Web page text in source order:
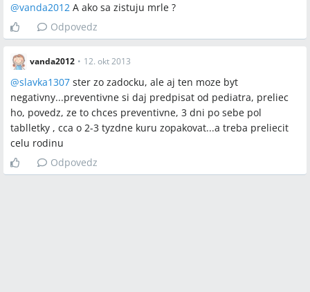
@vanda2012 A ako sa zistuju mrle ?
Odpovedz
vanda2012 • 12. okt 2013
@slavka1307 ster zo zadocku, ale aj ten moze byt
negativny...preventivne si daj predpisat od pediatra, preliec
ho, povedz, ze to chces preventivne, 3 dni po sebe pol
tablletky , cca o 2-3 tyzdne kuru zopakovat...a treba preliecit
celu rodinu
Odpovedz